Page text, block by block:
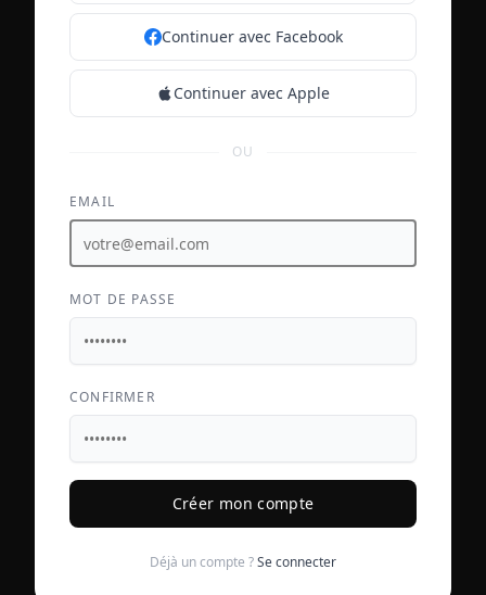
Continuer avec Facebook
Continuer avec Apple
OU
EMAIL
MOT DE PASSE
CONFIRMER
Créer mon compte
Déjà un compte ?Se connecter